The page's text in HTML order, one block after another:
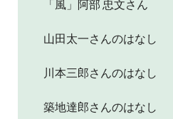
「風」阿部 忠文さん
山田太一さんのはなし
川本三郎さんのはなし
築地達郎さんのはなし